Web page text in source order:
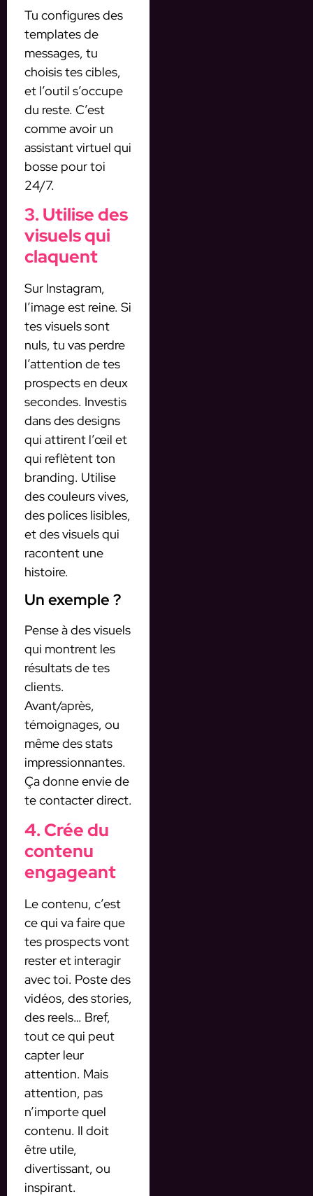
Tu configures des
templates de
messages, tu
choisis tes cibles,
et l’outil s’occupe
du reste. C’est
comme avoir un
assistant virtuel qui
bosse pour toi
24/7.
3. Utilise des
visuels qui
claquent
Sur Instagram,
l’image est reine. Si
tes visuels sont
nuls, tu vas perdre
l’attention de tes
prospects en deux
secondes. Investis
dans des designs
qui attirent l’œil et
qui reflètent ton
branding. Utilise
des couleurs vives,
des polices lisibles,
et des visuels qui
racontent une
histoire.
Un exemple ?
Pense à des visuels
qui montrent les
résultats de tes
clients.
Avant/après,
témoignages, ou
même des stats
impressionnantes.
Ça donne envie de
te contacter direct.
4. Crée du
contenu
engageant
Le contenu, c’est
ce qui va faire que
tes prospects vont
rester et interagir
avec toi. Poste des
vidéos, des stories,
des reels… Bref,
tout ce qui peut
capter leur
attention. Mais
attention, pas
n’importe quel
contenu. Il doit
être utile,
divertissant, ou
inspirant.